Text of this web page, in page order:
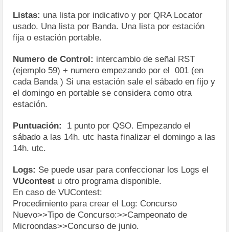
Listas: una lista por indicativo y por QRA Locator
usado. Una lista por Banda. Una lista por estación
fija o estación portable.
Numero de Control: intercambio de señal RST
(ejemplo 59) + numero empezando por el 001 (en
cada Banda ) Si una estación sale el sábado en fijo y
el domingo en portable se considera como otra
estación.
Puntuación:
1 punto por QSO. Empezando el
sábado a las 14h. utc hasta finalizar el domingo a las
14h. utc.
Logs: Se puede usar para confeccionar los Logs el
VUcontest u otro programa disponible.
En caso de VUContest:
Procedimiento para crear el Log: Concurso
Nuevo>>Tipo de Concurso:>>Campeonato de
Microondas>>Concurso de junio.